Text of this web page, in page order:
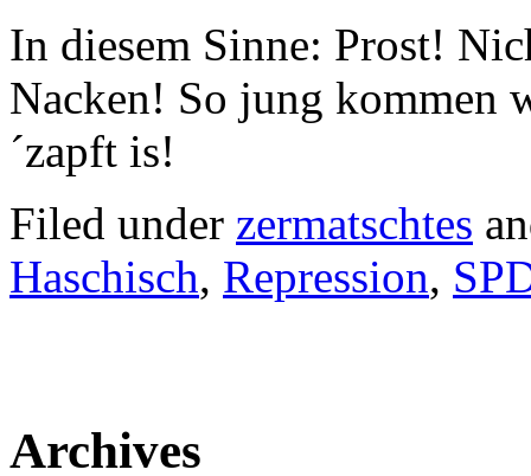
In diesem Sinne: Prost!
Nacken! So jung kommen
´zapft is!
Filed under zermatschtes
Haschisch, Repression,
Archives